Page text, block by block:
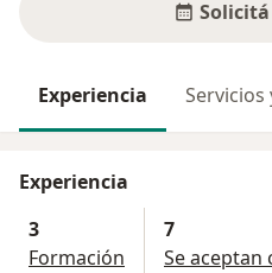
Experiencia Servicios
Experiencia
3
Formación
7
Se aceptan